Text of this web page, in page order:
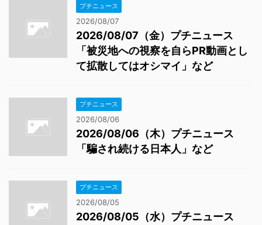
プチニュース
2026/08/07
2026/08/07（金）プチニュース
「被災地への視察を自らPR動画とし
て拡散してはオシマイ」など
プチニュース
2026/08/06
2026/08/06（木）プチニュース
「騙され続ける日本人」など
プチニュース
2026/08/05
2026/08/05（水）プチニュース